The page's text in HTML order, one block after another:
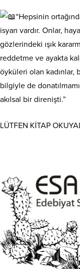
“Hepsinin
isyan vardır. Onlar,
gözlerindeki ışık
reddetme ve ayakta
öyküleri olan kadınlar,
bilgiyle de
akılsal bir direnişti.”
LÜTFEN KİTAP